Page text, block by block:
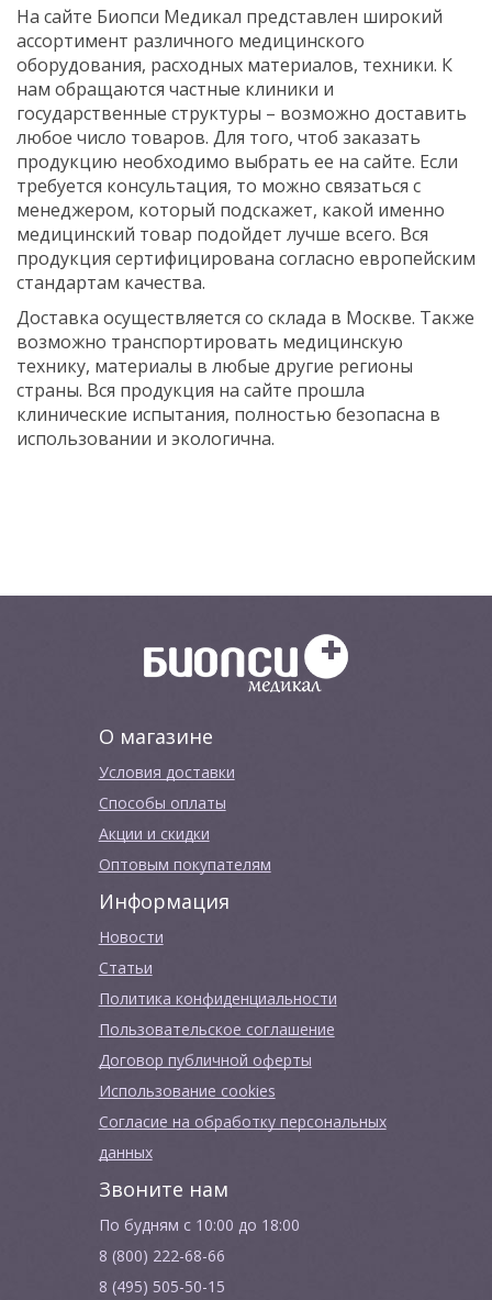
На сайте Биопси Медикал представлен широкий
ассортимент различного медицинского
оборудования, расходных материалов, техники. К
нам обращаются частные клиники и
государственные структуры – возможно доставить
любое число товаров. Для того, чтоб заказать
продукцию необходимо выбрать ее на сайте. Если
требуется консультация, то можно связаться с
менеджером, который подскажет, какой именно
медицинский товар подойдет лучше всего. Вся
продукция сертифицирована согласно европейским
стандартам качества.
Доставка осуществляется со склада в Москве. Также
возможно транспортировать медицинскую
технику, материалы в любые другие регионы
страны. Вся продукция на сайте прошла
клинические испытания, полностью безопасна в
использовании и экологична.
О магазине
Условия доставки
Способы оплаты
Акции и скидки
Оптовым покупателям
Информация
Новости
Cтатьи
Политика конфиденциальности
Пользовательское соглашение
Договор публичной оферты
Использование cookies
Согласие на обработку персональных
данных
Звоните нам
По будням с 10:00 до 18:00
8 (800) 222-68-66
8 (495) 505-50-15